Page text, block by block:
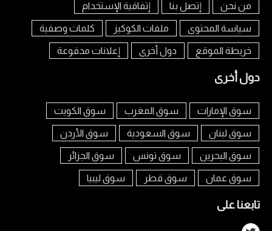
من نحن إتصل بنا إتفاقية الإستخدام
سياسة المحتوى ملفات الكوكيز كلمات وصفية
خريطة الموقع دول أخرى إعلانات مدفوعة
دول أخرى
سوق الإمارات سوق المغرب سوق الكويت
سوق لبنان سوق السعودية سوق الأردن
سوق البحرين سوق تونس سوق الجزائر
سوق عمان سوق قطر سوق ليبيا
تابعنا على